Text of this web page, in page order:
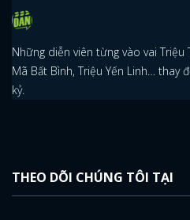
Những diễn viên từng vào vai Triệu
Mã Bất Bình, Triệu Yến Linh… thay
kỷ.
THEO DÕI CHÚNG TÔI TẠI